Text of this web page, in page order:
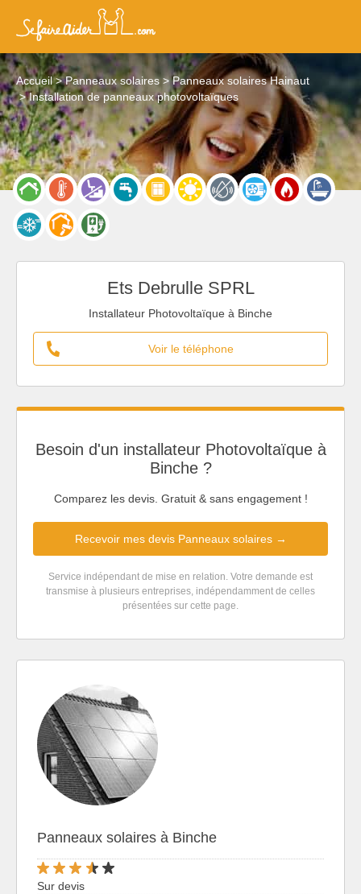
Accueil Panneaux solaires
Panneaux solaires Hainaut
Installation de panneaux photovoltaïques
Ets Debrulle SPRL
Installateur Photovoltaïque à Binche
Voir le téléphone
Besoin d'un installateur Photovoltaïque à
Binche ?
Comparez les devis. Gratuit & sans engagement !
Recevoir mes devis Panneaux solaires →
Service indépendant de mise en relation. Votre demande est
transmise à plusieurs entreprises, indépendamment de celles
présentées sur cette page.
Panneaux solaires à Binche
Sur devis